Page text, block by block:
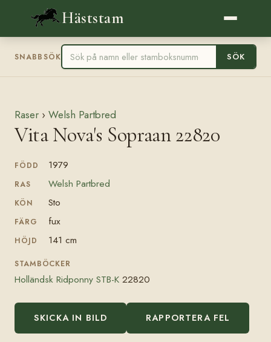
Häststam
SNABBSÖK SÖK
Raser › Welsh Partbred
Vita Nova's Sopraan 22820
FÖDD 1979
RAS Welsh Partbred
KÖN Sto
FÄRG fux
HÖJD 141 cm
STAMBÖCKER
Holländsk Ridponny STB-K 22820
SKICKA IN BILD RAPPORTERA FEL